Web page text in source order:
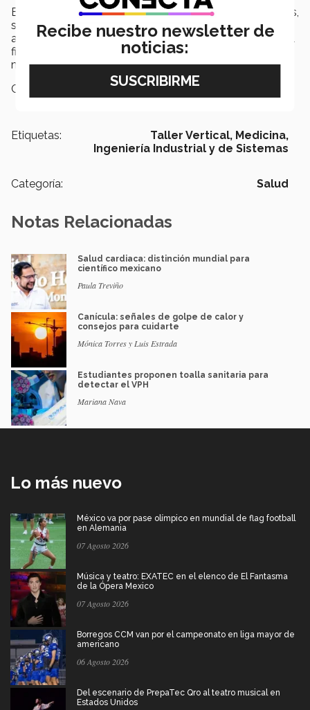
En estos retos académicos, llamados Talleres Verticales,
son actividades que de forma intensiva los alumnos
abordan un caso real a una empresa u organización y al
final de la semana presentan propuestas para una
mejora continua.
Campus:
Etiquetas: Taller Vertical, Medicina,
Ingeniería Industrial y de Sistemas
Categoría: Salud
Notas Relacionadas
Salud cardiaca: distinción mundial para
científico mexicano
Paula Treviño
Canícula: señales de golpe de calor y
consejos para cuidarte
Mónica Torres y Luis Estrada
Estudiantes proponen toalla sanitaria para
detectar el VPH
Mariana Nava
Lo más nuevo
México va por pase olímpico en mundial de flag football
en Alemania
07 Agosto 2026
Música y teatro: EXATEC en el elenco de El Fantasma
de la Ópera Mexico
07 Agosto 2026
Borregos CCM van por el campeonato en liga mayor de
americano
06 Agosto 2026
Del escenario de PrepaTec Qro al teatro musical en
Estados Unidos
Recibe nuestro newsletter de
noticias: